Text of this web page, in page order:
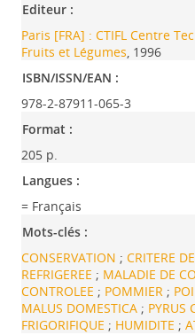
Editeur :
Paris [FRA] : CTIFL Centre
Fruits et Légumes, 1996
ISBN/ISSN/EAN :
978-2-87911-065-3
Format :
205 p.
Langues :
= Français
Mots-clés :
CONSERVATION ;CRITERE
REFRIGEREE ; MALADIE DE
CONTROLEE ; POMMIER ;
MALUS DOMESTICA ; PYRUS
FRIGORIFIQUE ; HUMIDITE ;